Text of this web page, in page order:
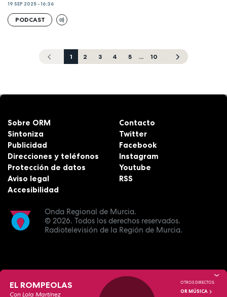
19 SEP 2025 - 16:36
PODCAST
1 2 3 4 5 ... 10
Onda Regional de Murcia.
© 2026. Todos los derechos reservados.
Radiotelevisión de la Región de Murcia.
Sobre ORM
Sintoniza
Publicidad
Direcciones y teléfonos
Protección de datos
Aviso legal
Accesibilidad
Contacto
Twitter
Facebook
Instagram
Youtube
RSS
EL ROMPEOLAS
Con Lola Martínez
OTROS DIRECTOS:
OR MÚSICA